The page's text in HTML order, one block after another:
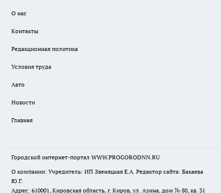
О нас
Контакты
Редакционная политика
Условия труда
Авто
Новости
Главная
Городской интернет-портал WWW.PROGORODNN.RU
О компании: Учредитель: ИП Звеняцкая Е.А. Редактор сайта: Бакаева
Ю.Г.
Адрес: 610001, Кировская область, г. Киров, ул. Азина, дом № 80, кв. 31